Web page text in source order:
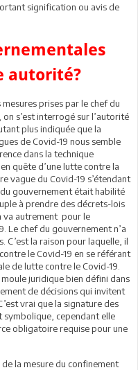
signification ou avis de
autorité?
prises par le chef du
, on s’est interrogé sur l’autorité
plus indiquée que la
de Covid-19 nous semble
dans la technique
quête d’une lutte contre la
vague du Covid-19 s’étendant
gouvernement était habilité
à prendre des décrets-lois
va autrement pour le
Le chef du gouvernement n’a
C’est la raison pour laquelle, il
le Covid-19 en se référant
de lutte contre le Covid-19.
juridique bien défini dans
de décisions qui invitent
vrai que la signature des
symbolique, cependant elle
obligatoire requise pour une
la mesure du confinement